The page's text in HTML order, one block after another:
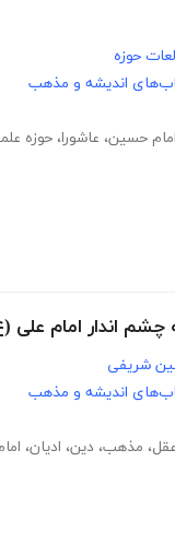
حوزه
اندیشه و مذهب
امام حسین، عاشورا، حوزه
اندار امام علی
شریفی
اندیشه و مذهب
عقل، مذهب، دین، ادیان،